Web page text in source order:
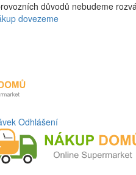
Nákup Potraviny
důvodů nebudeme
dovezeme
Odhlášení